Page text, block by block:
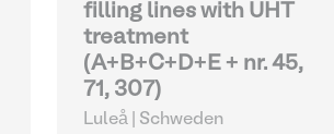
filling lines with UHT
treatment
(A+B+C+D+E + nr. 45,
71, 307)
Luleå | Schweden